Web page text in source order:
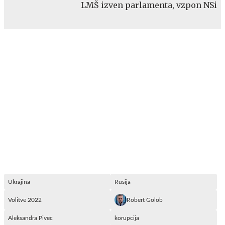
LMŠ izven parlamenta, vzpon NSi
Ukrajina Rusija
Volitve 2022 Robert Golob
Aleksandra Pivec korupcija